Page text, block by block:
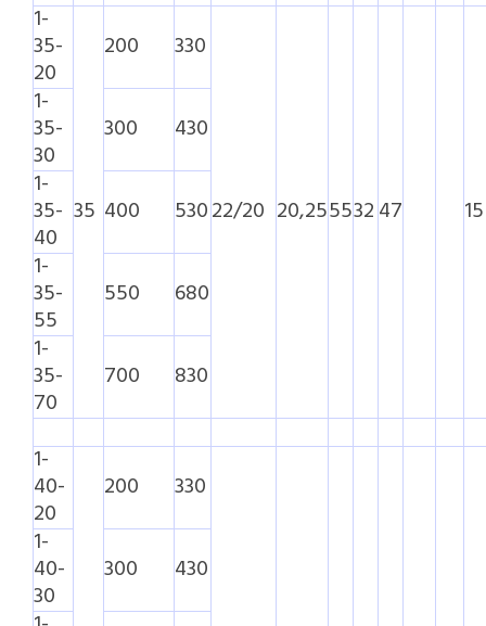
1-
35-
20
35
200 330
22/20 20,25553247 15
1-
35-
30
300
430
1-
35-
40
400
530
1-
35-
55
550
680
1-
35-
70
700 830
1-
40-
20
200
330
1-
40-
30
300
430